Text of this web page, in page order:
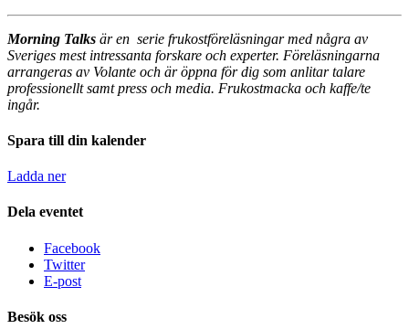
Morning Talks är en serie frukostföreläsningar med några av
Sveriges mest intressanta forskare och experter. Föreläsningarna
arrangeras av Volante och är öppna för dig som anlitar talare
professionellt samt press och media. Frukostmacka och kaffe/te
ingår.
Spara till din kalender
Ladda ner
Dela eventet
Facebook
Twitter
E-post
Besök oss